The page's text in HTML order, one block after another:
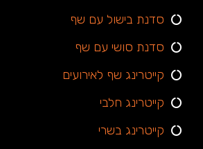
סדנת בישול עם שף
סדנת סושי עם שף
קייטרינג שף לאירועים
קייטרינג חלבי
קייטרינג בשרי